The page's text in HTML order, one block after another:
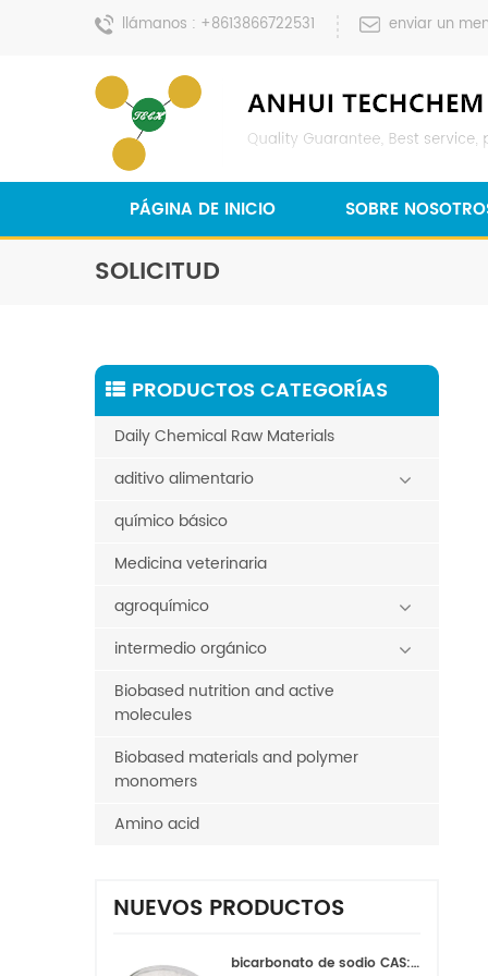
llámanos : +8613866722531 enviar un
PÁGINA DE INICIO SOBRE
SOLICITUD
PRODUCTOS CATEGORÍAS
Daily Chemical Raw Materials
aditivo alimentario
químico básico
Medicina veterinaria
agroquímico
intermedio orgánico
Biobased nutrition and active
molecules
Biobased materials and polymer
monomers
Amino acid
NUEVOS PRODUCTOS
bicarbonato de sodio CAS:144-55-8